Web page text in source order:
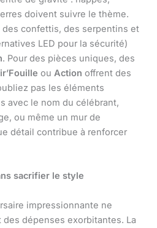
doivent suivre le thème.
des confettis, des serpentins et
LED pour la sécurité)
. Pour des pièces uniques, des
ou Action offrent des
pas les éléments
avec le nom du célébrant,
ou même un mur de
détail contribue à renforcer
sacrifier le style
impressionnante ne
dépenses exorbitantes. La